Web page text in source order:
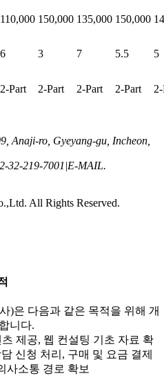
110,000 150,000 135,000 150,000
6 3 7 5.5 5
2-Part 2-Part 2-Part 2-Part
Anaji-ro, Gyeyang-gu, Incheon,
32-219-7001 E-MAIL.
All Rights Reserved.
)은 다음과 같은 목적을 위해 개
니다.
제공, 웹 컨설팅 기초 자료 확
신청 처리, 구매 및 요금 결제
사소통 경로 확보